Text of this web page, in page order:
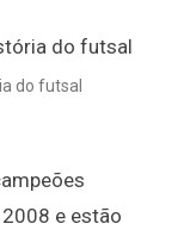
do futsal
e estão